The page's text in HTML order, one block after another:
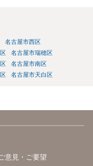
名古屋市西区
名古屋市瑞穂区
名古屋市南区
名古屋市天白区
意見・ご要望